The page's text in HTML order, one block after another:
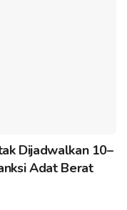
Dijadwalkan 10–
Adat Berat